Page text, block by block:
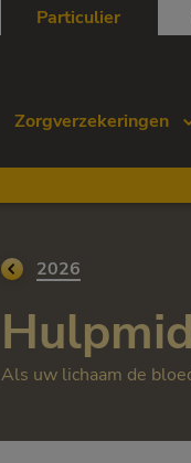
Particulier
Zorgverzekeringen
Ga terug naar
2026
Als uw lichaam de